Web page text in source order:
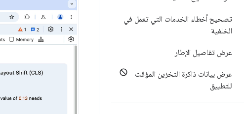
تصحيح أخطاء الخدمات التي تعمل في
الخلفية
عرض تفاصيل الإطار
عرض بيانات ذاكرة التخزين المؤقت
للتطبيق